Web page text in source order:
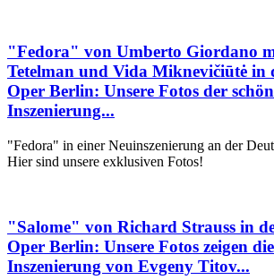
"Fedora" von Umberto Giordano
Tetelman und Vida Miknevičiūtė in
Oper Berlin: Unsere Fotos der
Inszenierung...
"Fedora" in einer Neuinszenierung an der
Hier sind unsere exklusiven Fotos!
"Salome" von Richard Strauss in
Oper Berlin: Unsere Fotos zeigen
Inszenierung von Evgeny Titov...